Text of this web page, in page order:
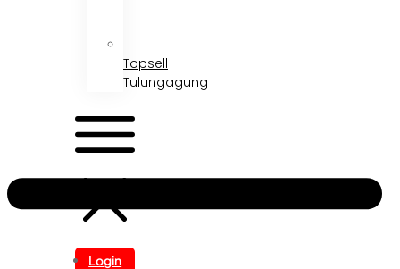
Topsell
Tulungagung
Login